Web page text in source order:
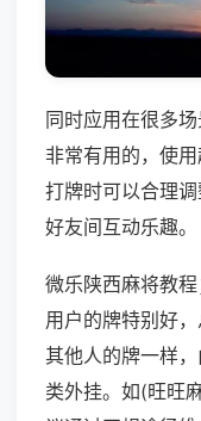
同时应用在很多
非常有用的，使
打牌时可以合理
好友间互动乐趣。
微乐陕西麻将教
用户的牌特别好
其他人的牌一样
类外挂。如(旺旺